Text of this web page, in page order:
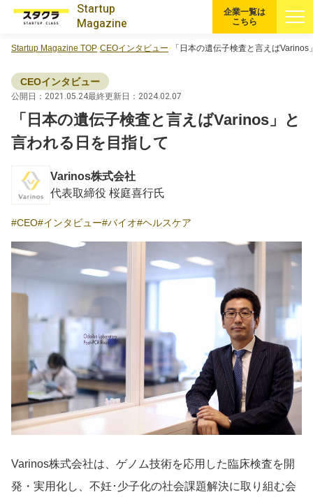
Startup
Magazine
注目スタートアップ
イベント・セミナー
特集記事
転職
大学発スタートアップ
Startup Magazine
企業一覧は
こちら
Startup Magazine TOP CEOインタビュー 「日本の遺伝子検査と言えば
CEOインタビュー
公開日：2021.05.24最終更新日：2024.02.07
「日本の遺伝子検査と言えばVarinos」と
言われる日を目指して
Varinos株式会社
代表取締役 桜庭喜行氏
CEO インタビュー バイオ ヘルスケア
Varinos株式会社は、ゲノム技術を応用した臨床検査を開
発・実用化し、不妊･少子化の社会課題解決に取り組む会